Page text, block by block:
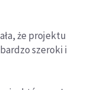
że projektu
szeroki i